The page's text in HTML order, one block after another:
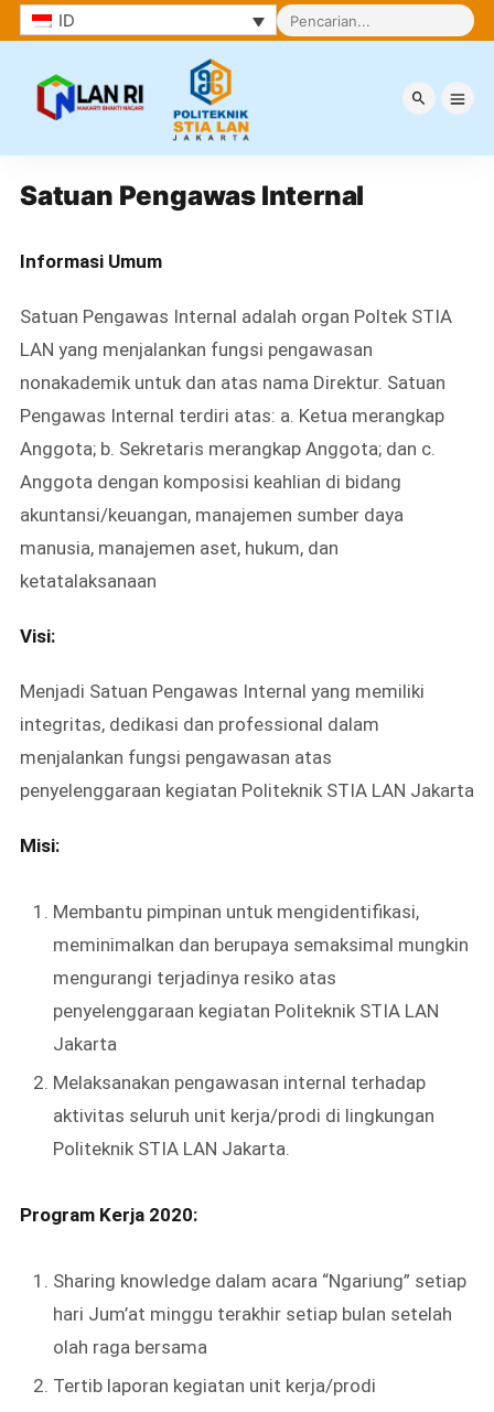
ID
Satuan Pengawas Internal
Satuan Pengawas Internal
Informasi Umum
Satuan Pengawas Internal adalah organ Poltek STIA
LAN yang menjalankan fungsi pengawasan
nonakademik untuk dan atas nama Direktur. Satuan
Pengawas Internal terdiri atas: a. Ketua merangkap
Anggota; b. Sekretaris merangkap Anggota; dan c.
Anggota dengan komposisi keahlian di bidang
akuntansi/keuangan, manajemen sumber daya
manusia, manajemen aset, hukum, dan
ketatalaksanaan
Visi:
Menjadi Satuan Pengawas Internal yang memiliki
integritas, dedikasi dan professional dalam
menjalankan fungsi pengawasan atas
penyelenggaraan kegiatan Politeknik STIA LAN Jakarta
Misi:
Membantu pimpinan untuk mengidentifikasi,
meminimalkan dan berupaya semaksimal mungkin
mengurangi terjadinya resiko atas
penyelenggaraan kegiatan Politeknik STIA LAN
Jakarta
Melaksanakan pengawasan internal terhadap
aktivitas seluruh unit kerja/prodi di lingkungan
Politeknik STIA LAN Jakarta.
Program Kerja 2020:
Sharing knowledge dalam acara “Ngariung” setiap
hari Jum’at minggu terakhir setiap bulan setelah
olah raga bersama
Tertib laporan kegiatan unit kerja/prodi